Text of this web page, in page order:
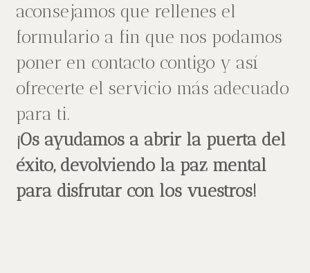
aconsejamos que rellenes el
formulario a fin que nos podamos
poner en contacto contigo y así
ofrecerte el servicio más adecuado
para ti.
¡Os ayudamos a abrir la puerta del
éxito, devolviendo la paz mental
para disfrutar con los vuestros!